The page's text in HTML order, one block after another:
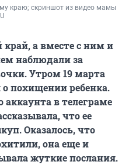
краю; скриншот из видео мамы
а вместе с ним и
наблюдали за
Утром19 марта
похищении ребенка.
аккаунта в телеграме
что ее
Оказалось, что
она еще и
жуткие послания.